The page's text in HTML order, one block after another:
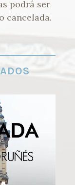
podrá ser
cancelada.